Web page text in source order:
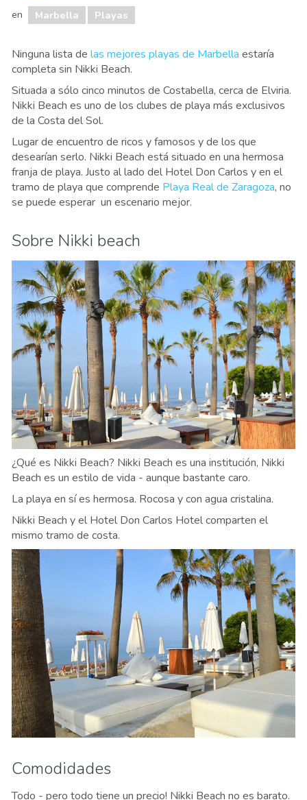
en Marbella Playas
Ninguna lista de las mejores playas de Marbella estaría
completa sin Nikki Beach.
Situada a sólo cinco minutos de Costabella, cerca de Elviria.
Nikki Beach es uno de los clubes de playa más exclusivos
de la Costa del Sol.
Lugar de encuentro de ricos y famosos y de los que
desearían serlo. Nikki Beach está situado en una hermosa
franja de playa. Justo al lado del Hotel Don Carlos y en el
tramo de playa que comprende Playa Real de Zaragoza, no
se puede esperar un escenario mejor.
Sobre Nikki beach
¿Qué es Nikki Beach? Nikki Beach es una institución, Nikki
Beach es un estilo de vida - aunque bastante caro.
La playa en sí es hermosa. Rocosa y con agua cristalina.
Nikki Beach y el Hotel Don Carlos Hotel comparten el
mismo tramo de costa.
Comodidades
Todo - pero todo tiene un precio! Nikki Beach no es barato.